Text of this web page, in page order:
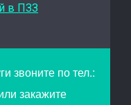
в ПЗЗ
звоните по тел.:
закажите